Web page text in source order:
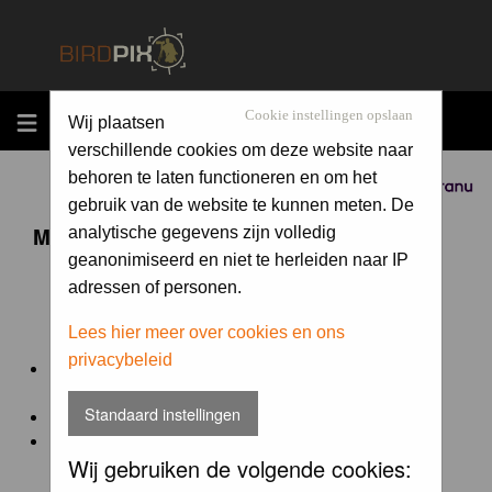
MENU
Sponsored by
Cookie instellingen opslaan
Wij plaatsen
verschillende cookies om deze website naar
behoren te laten functioneren en om het
gebruik van de website te kunnen meten. De
analytische gegevens zijn volledig
geanonimiseerd en niet te herleiden naar IP
adressen of personen.
Lees hier meer over cookies en ons
privacybeleid
Standaard instellingen
Wij gebruiken de volgende cookies:
Maandopdracht 'lentekriebels'
De maandopdracht van Birdpix is een competitie voor
en door de Birdpix fotografen community:
Het onderwerp van de opdracht wordt bepaald door de
winnaar van de laatste maandopdracht
De community nomineert de winnaar.
Geregistreerde gebruikers van Birdpix kunnen onder
deze voorwaardendeelnemen.